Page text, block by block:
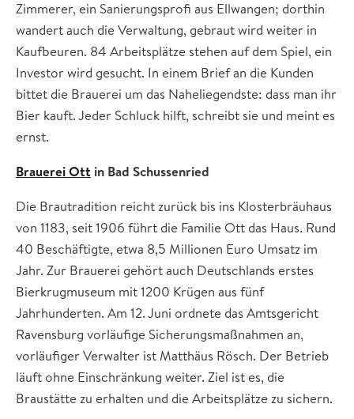
Zimmerer, ein Sanierungsprofi aus Ellwangen; dorthin
wandert auch die Verwaltung, gebraut wird weiter in
Kaufbeuren. 84 Arbeitsplätze stehen auf dem Spiel, ein
Investor wird gesucht. In einem Brief an die Kunden
bittet die Brauerei um das Naheliegendste: dass man ihr
Bier kauft. Jeder Schluck hilft, schreibt sie und meint es
ernst.
Brauerei Ott in Bad Schussenried
Die Brautradition reicht zurück bis ins Klosterbräuhaus
von 1183, seit 1906 führt die Familie Ott das Haus. Rund
40 Beschäftigte, etwa 8,5 Millionen Euro Umsatz im
Jahr. Zur Brauerei gehört auch Deutschlands erstes
Bierkrugmuseum mit 1200 Krügen aus fünf
Jahrhunderten. Am 12. Juni ordnete das Amtsgericht
Ravensburg vorläufige Sicherungsmaßnahmen an,
vorläufiger Verwalter ist Matthäus Rösch. Der Betrieb
läuft ohne Einschränkung weiter. Ziel ist es, die
Braustätte zu erhalten und die Arbeitsplätze zu sichern.